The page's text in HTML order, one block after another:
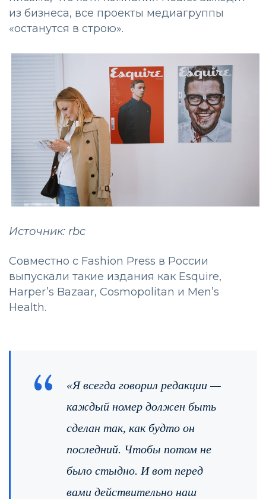
из бизнеса, все проекты медиагруппы
«останутся в строю».
Источник: rbc
Совместно с Fashion Press в России
выпускали такие издания как Esquire,
Harper’s Bazaar, Cosmopolitan и Men’s
Health.
«Я всегда говорил редакции —
каждый номер должен быть
сделан так, как будто он
последний. Чтобы потом не
было стыдно. И вот перед
вами действительно наш